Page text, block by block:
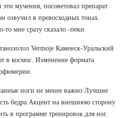
мучения, посоветовал препарат
озвучил в превосходных тонах.
мне сразу сказало -пеки.
Vermoje Каменск-Уральский
в космос. Изменение формата
ноги не менее важно Лучшие
бедра Акцент на внешнюю сторону
в программе тренировок для ног.